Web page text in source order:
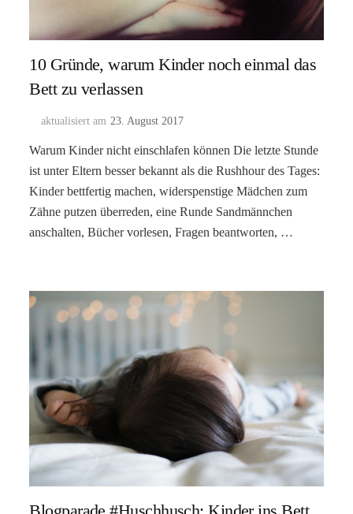
10 Gründe, warum Kinder noch einmal das
Bett zu verlassen
aktualisiert am 23. August 2017
Warum Kinder nicht einschlafen können Die letzte Stunde
ist unter Eltern besser bekannt als die Rushhour des Tages:
Kinder bettfertig machen, widerspenstige Mädchen zum
Zähne putzen überreden, eine Runde Sandmännchen
anschalten, Bücher vorlesen, Fragen beantworten, …